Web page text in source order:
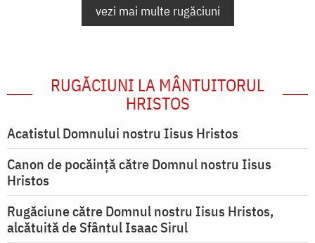
vezi mai multe rugăciuni
RUGĂCIUNI LA MÂNTUITORUL
HRISTOS
Acatistul Domnului nostru Iisus Hristos
Canon de pocăință către Domnul nostru Iisus
Hristos
Rugăciune către Domnul nostru Iisus Hristos,
alcătuită de Sfântul Isaac Sirul